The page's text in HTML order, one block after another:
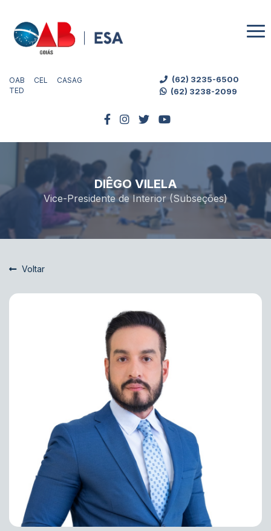
OAB CEL
CASAG
TED
(62) 3235-6500
(62) 3238-2099
DIÊGO VILELA
Vice-Presidente de Interior (Subseções)
Voltar